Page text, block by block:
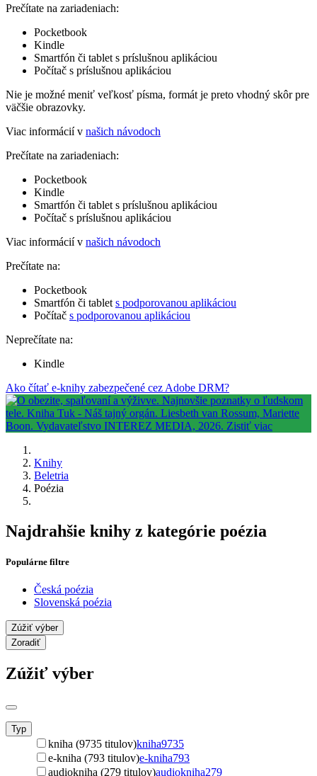
Prečítate na zariadeniach:
Pocketbook
Kindle
Smartfón či tablet s príslušnou aplikáciou
Počítač s príslušnou aplikáciou
Nie je možné meniť veľkosť písma, formát je preto vhodný skôr pre
väčšie obrazovky.
Viac informácií v našich návodoch
Prečítate na zariadeniach:
Pocketbook
Kindle
Smartfón či tablet s príslušnou aplikáciou
Počítač s príslušnou aplikáciou
Viac informácií v našich návodoch
Prečítate na:
Pocketbook
Smartfón či tablet s podporovanou aplikáciou
Počítač s podporovanou aplikáciou
Neprečítate na:
Kindle
Ako čítať e-knihy zabezpečené cez Adobe DRM?
Knihy
Beletria
Poézia
Najdrahšie knihy z kategórie poézia
Populárne filtre
Česká poézia
Slovenská poézia
Zúžiť výber
Zoradiť
Zúžiť výber
Typ
kniha (9735 titulov)kniha9735
e-kniha (793 titulov)e-kniha793
audiokniha (279 titulov)audiokniha279